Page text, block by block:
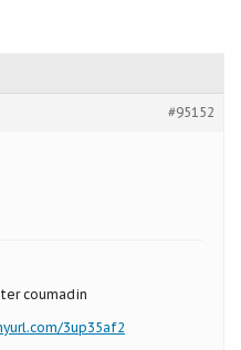
#95152
coumadin
3up35af2